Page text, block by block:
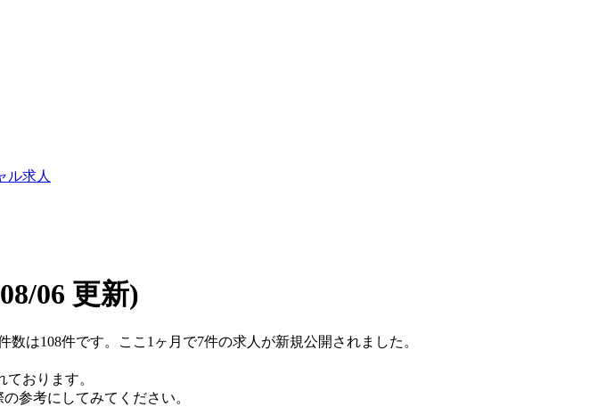
ル求人
06 更新)
は108件です。ここ1ヶ月で7件の求人が新規公開されました。
おります。
参考にしてみてください。